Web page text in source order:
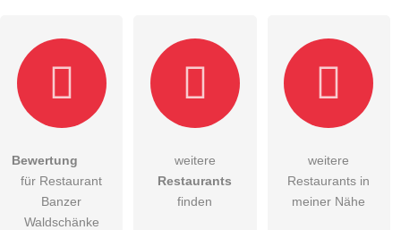
Hiermit akzeptiere ich dieAGB
Datenschutzerklärung habe ich zur Kenntnis genommen.
Bewertung
für Restaurant
Banzer
Waldschänke
weitere
Restaurants
finden
weitere
Restaurants in
meiner Nähe